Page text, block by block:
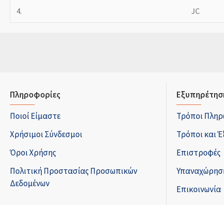
4. JC
Πληροφορίες
Ποιοί Είμαστε
Χρήσιμοι Σύνδεσμοι
Όροι Χρήσης
Πολιτική Προστασίας Προσωπικών
Δεδομένων
Τρόποι
Τρόποι και
Επιστροφές
Επικοινωνία